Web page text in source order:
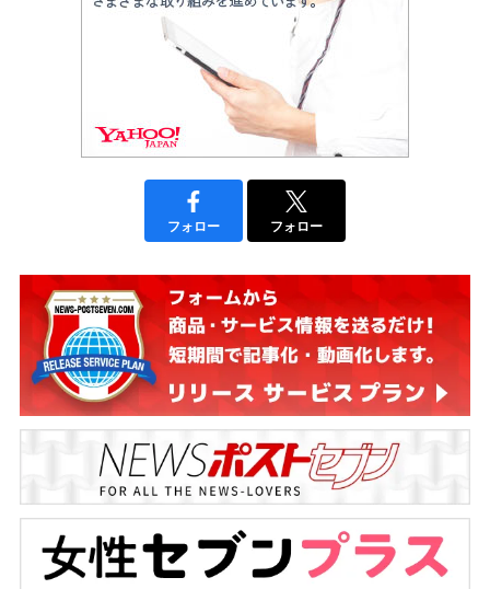
フォロー フォロー